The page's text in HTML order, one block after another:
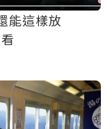
能這樣放